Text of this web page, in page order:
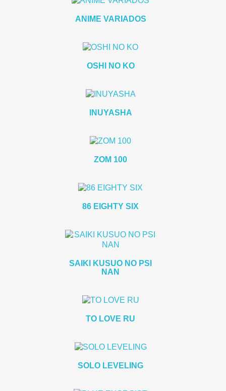
ANIME VARIADOS
OSHI NO KO
INUYASHA
ZOM 100
86 EIGHTY SIX
SAIKI KUSUO NO PSI
NAN
TO LOVE RU
SOLO LEVELING